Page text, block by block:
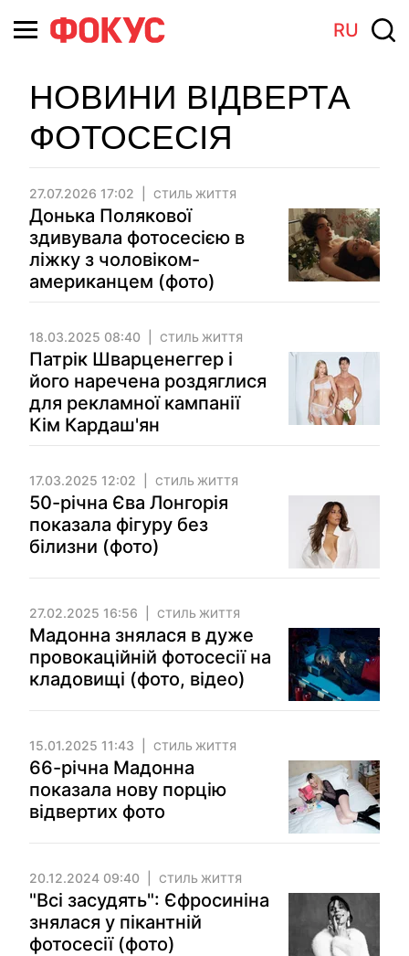
RU
НОВИНИ ВІДВЕРТА
ФОТОСЕСІЯ
27.07.2026 17:02 СТИЛЬ ЖИТТЯ
Донька Полякової
здивувала фотосесією в
ліжку з чоловіком-
американцем (фото)
18.03.2025 08:40 СТИЛЬ ЖИТТЯ
Патрік Шварценеггер і
його наречена роздяглися
для рекламної кампанії
Кім Кардаш'ян
17.03.2025 12:02 СТИЛЬ ЖИТТЯ
50-річна Єва Лонгорія
показала фігуру без
білизни (фото)
27.02.2025 16:56 СТИЛЬ ЖИТТЯ
Мадонна знялася в дуже
провокаційній фотосесії на
кладовищі (фото, відео)
15.01.2025 11:43 СТИЛЬ ЖИТТЯ
66-річна Мадонна
показала нову порцію
відвертих фото
20.12.2024 09:40 СТИЛЬ ЖИТТЯ
"Всі засудять": Єфросиніна
знялася у пікантній
фотосесії (фото)